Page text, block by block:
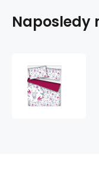
Naposledy